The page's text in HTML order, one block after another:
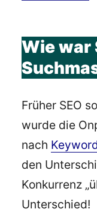
Wie war
Früher SEO
wurde die
nach
den
Konkurrenz
Unterschied!